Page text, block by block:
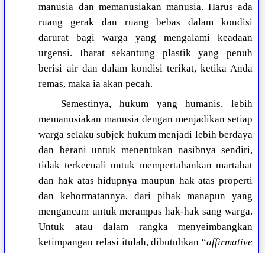
manusia dan memanusiakan manusia. Harus ada
ruang gerak dan ruang bebas dalam kondisi
darurat bagi warga yang mengalami keadaan
urgensi. Ibarat sekantung plastik yang penuh
berisi air dan dalam kondisi terikat, ketika Anda
remas, maka ia akan pecah.
Semestinya, hukum yang humanis, lebih
memanusiakan manusia dengan menjadikan setiap
warga selaku subjek hukum menjadi lebih berdaya
dan berani untuk menentukan nasibnya sendiri,
tidak terkecuali untuk mempertahankan martabat
dan hak atas hidupnya maupun hak atas properti
dan kehormatannya, dari pihak manapun yang
mengancam untuk merampas hak-hak sang warga.
Untuk atau dalam rangka menyeimbangkan
ketimpangan relasi itulah, dibutuhkan “affirmative